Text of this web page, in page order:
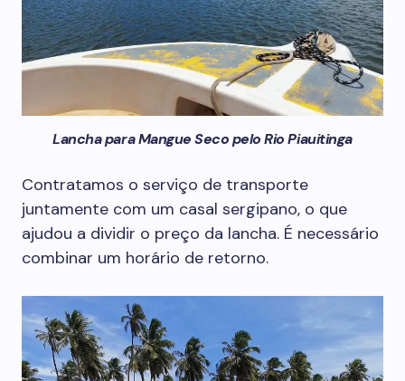
Lancha para Mangue Seco pelo Rio Piauitinga
Contratamos o serviço de transporte
juntamente com um casal sergipano, o que
ajudou a dividir o preço da lancha. É necessário
combinar um horário de retorno.